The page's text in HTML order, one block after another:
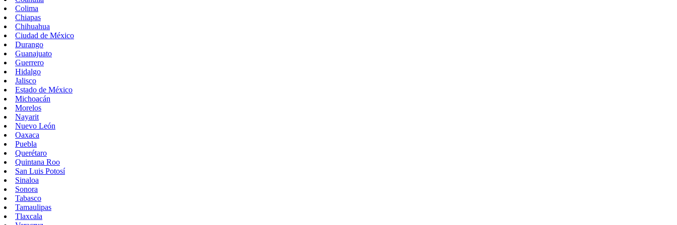
Colima
Chiapas
Chihuahua
Ciudad de México
Durango
Guanajuato
Guerrero
Hidalgo
Jalisco
Estado de México
Michoacán
Morelos
Nayarit
Nuevo León
Oaxaca
Puebla
Querétaro
Quintana Roo
San Luis Potosí
Sinaloa
Sonora
Tabasco
Tamaulipas
Tlaxcala